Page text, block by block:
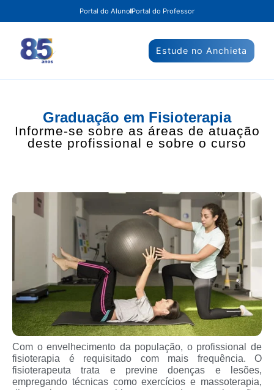
Portal do Aluno Portal do Professor
Estude no Anchieta
Graduação em Fisioterapia
Informe-se sobre as áreas de atuação
deste profissional e sobre o curso
Com o envelhecimento da população, o profissional de
fisioterapia é requisitado com mais frequência. O
fisioterapeuta trata e previne doenças e lesões,
empregando técnicas como exercícios e massoterapia,